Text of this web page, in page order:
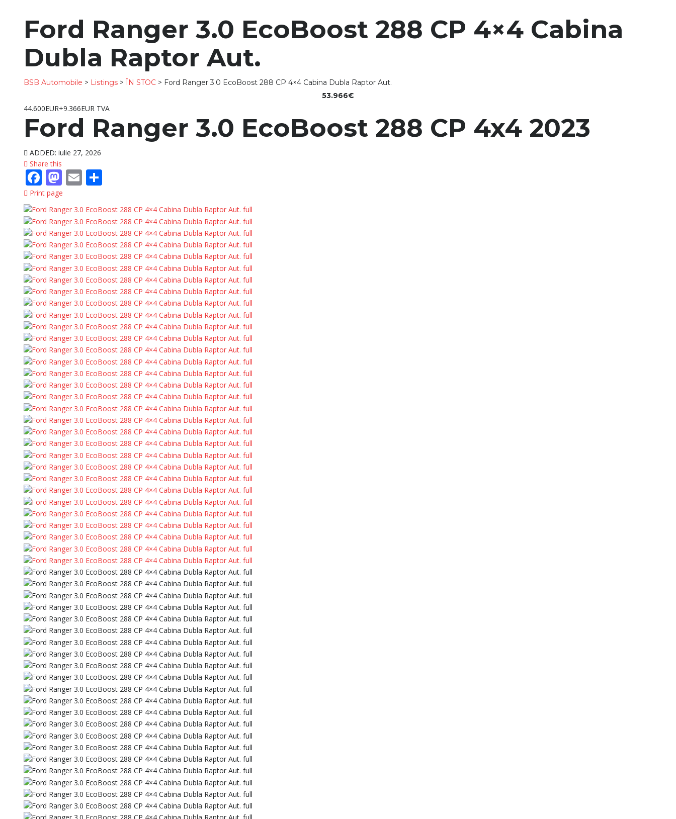
Ford Ranger 3.0 EcoBoost 288 CP 4×4 Cabina
Dubla Raptor Aut.
BSB Automobile > Listings > ÎN STOC > Ford Ranger 3.0 EcoBoost 288 CP 4×4 Cabina Dubla Raptor Aut.
53.966€
44.600EUR+9.366EUR TVA
Ford Ranger 3.0 EcoBoost 288 CP 4x4 2023
ADDED: iulie 27, 2026
Share this
Facebook
Mastodon
Email
Print page